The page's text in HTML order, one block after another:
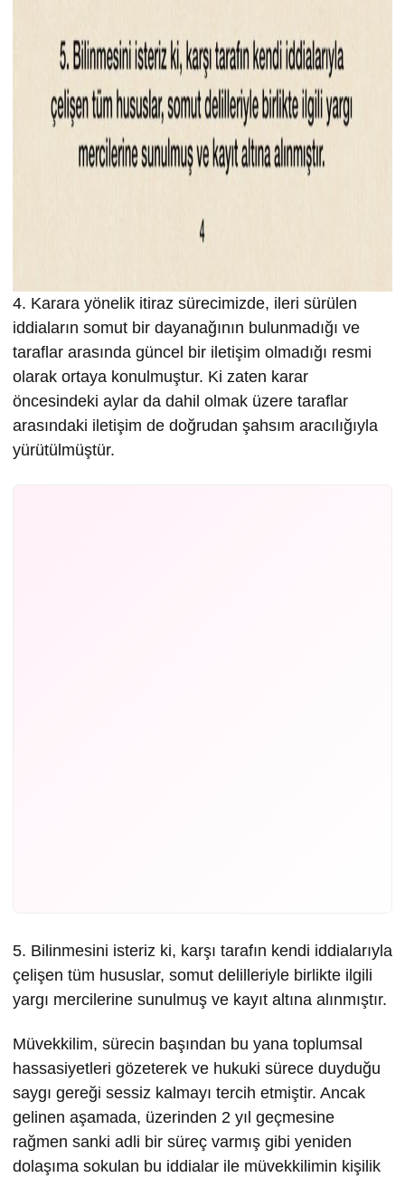
4. Karara yönelik itiraz sürecimizde, ileri sürülen
iddiaların somut bir dayanağının bulunmadığı ve
taraflar arasında güncel bir iletişim olmadığı resmi
olarak ortaya konulmuştur. Ki zaten karar
öncesindeki aylar da dahil olmak üzere taraflar
arasındaki iletişim de doğrudan şahsım aracılığıyla
yürütülmüştür.
5. Bilinmesini isteriz ki, karşı tarafın kendi iddialarıyla
çelişen tüm hususlar, somut delilleriyle birlikte ilgili
yargı mercilerine sunulmuş ve kayıt altına alınmıştır.
Müvekkilim, sürecin başından bu yana toplumsal
hassasiyetleri gözeterek ve hukuki sürece duyduğu
saygı gereği sessiz kalmayı tercih etmiştir. Ancak
gelinen aşamada, üzerinden 2 yıl geçmesine
rağmen sanki adli bir süreç varmış gibi yeniden
dolaşıma sokulan bu iddialar ile müvekkilimin kişilik